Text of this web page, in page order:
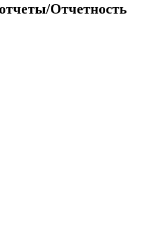
по
Отчетность